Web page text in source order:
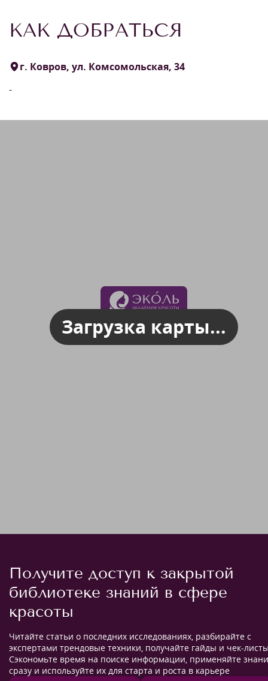
КАК ДОБРАТЬСЯ
г. Ковров, ул. Комсомольская, 34
-
Загрузка карты...
Получите доступ к закрытой
библиотеке знаний в сфере
красоты
Читайте статьи о последних исследованиях, разбирайте с
экспертами трендовые техники, получайте гайды и чек-
Сэкономьте время на поиске информации, применяйте
сразу и используйте их для старта и роста в карьере